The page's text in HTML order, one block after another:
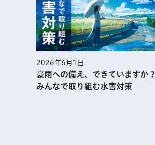
2026年6月1日
豪雨への備え、できていますか？
みんなで取り組む水害対策